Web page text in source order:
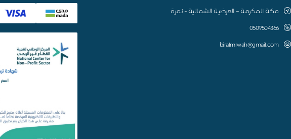
مكة المكرمة – العرضية الشمالية - نمرة
0509504366
biralmrwah@gmail.com